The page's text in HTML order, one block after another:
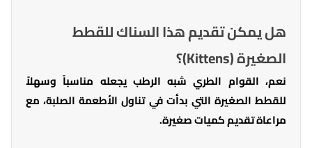
هل يمكن تقديم هذا السناك للقطط
الصغيرة (Kittens)؟
نعم، القوام الطري شبه الرطب يجعله مناسباً وسهلاً
للقطط الصغيرة التي بدأت في تناول الأطعمة الصلبة، مع
مراعاة تقديم كميات صغيرة.